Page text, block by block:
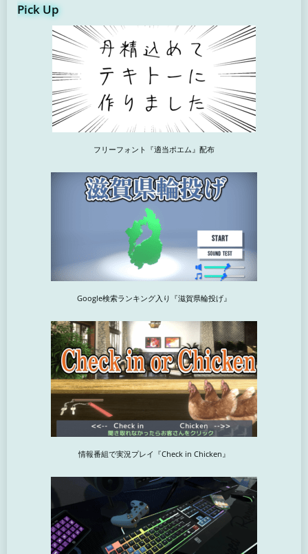
Pick Up
フリーフォント『適当ポエム』配布
Google検索ランキング入り『滋賀県輪投げ』
情報番組で実況プレイ『Check in Chicken』